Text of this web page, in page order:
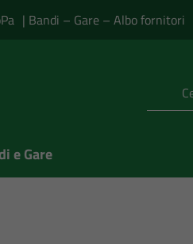
| Bandi – Gare – Albo fornitori
e Gare